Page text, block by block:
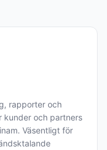
rapporter och
kunder och partners
Väsentligt för